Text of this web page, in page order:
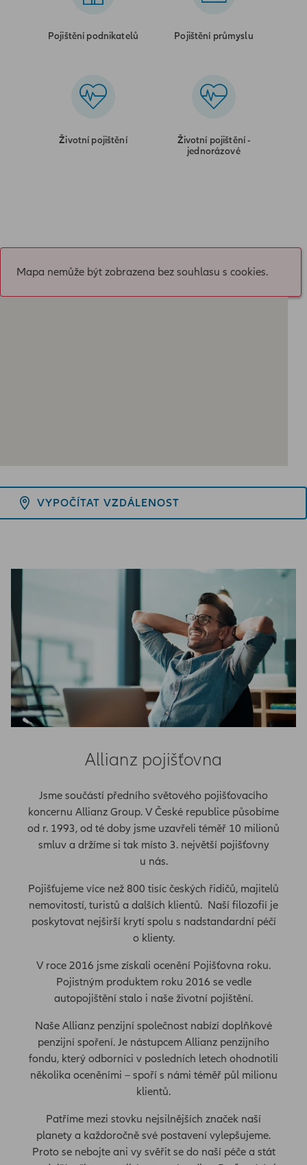
Pojištění podnikatelů Pojištění průmyslu
Životní pojištění
Životní pojištění -
jednorázové
Mapa nemůže být zobrazena bez souhlasu s cookies.
VYPOČÍTAT VZDÁLENOST
Allianz pojišťovna
Jsme součástí předního světového pojišťovacího
koncernu Allianz Group. V České republice působíme
od r. 1993, od té doby jsme uzavřeli téměř 10 milionů
smluv a držíme si tak místo 3. největší pojišťovny
u nás.
Pojišťujeme více než 800 tisíc českých řidičů, majitelů
nemovitostí, turistů a dalších klientů. Naší filozofií je
poskytovat nejširší krytí spolu s nadstandardní péčí
o klienty.
V roce 2016 jsme získali ocenění Pojišťovna roku.
Pojistným produktem roku 2016 se vedle
autopojištění stalo i naše životní pojištění.
Naše Allianz penzijní společnost nabízí doplňkové
penzijní spoření. Je nástupcem Allianz penzijního
fondu, který odborníci v posledních letech ohodnotili
několika oceněními – spoří s námi téměř půl milionu
klientů.
Patříme mezi stovku nejsilnějších značek naší
planety a každoročně své postavení vylepšujeme.
Proto se nebojte ani vy svěřit se do naší péče a stát